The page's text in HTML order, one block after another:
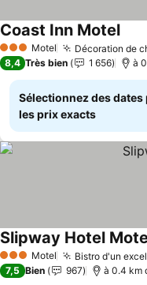
3 ÉtoilesMotel Décoration de
Coast Inn Motel
8,4 Très bien 1 656 à
Sélectionnez des
les prix exacts
3 ÉtoilesMotel Bistro d'un
Slipway Hotel
7,5 Bien 967 à 0.4 km